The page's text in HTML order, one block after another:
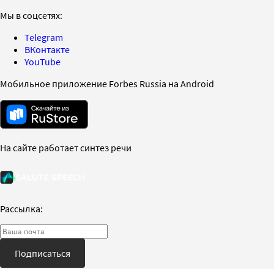
Мы в соцсетях:
Telegram
ВКонтакте
YouTube
Мобильное приложение Forbes Russia на Android
На сайте работает синтез речи
Рассылка:
Подписаться